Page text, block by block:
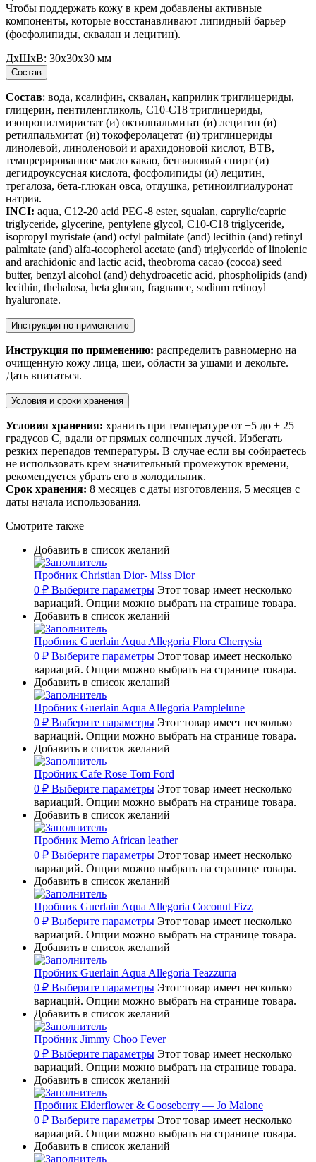
Чтобы поддержать кожу в крем добавлены активные
компоненты, которые восстанавливают липидный барьер
(фосфолипиды, сквалан и лецитин).⠀
ДxШxВ: 30x30x30 мм
Состав
Состав: вода, ксалифин, сквалан, каприлик триглицериды,
глицерин, пентиленгликоль, С10-С18 триглицериды,
изопропилмиристат (и) октилпальмитат (и) лецитин (и)
ретилпальмитат (и) токоферолацетат (и) триглицериды
линолевой, линоленовой и арахидоновой кислот, ВТВ,
темпрерированное масло какао, бензиловый спирт (и)
дегидроуксусная кислота, фосфолипиды (и) лецитин,
трегалоза, бета-глюкан овса, отдушка, ретиноилгиалуронат
натрия.
INCI: aqua, C12-20 acid PEG-8 ester, squalan, caprylic/capric
triglyceride, glycerine, pentylene glycol, C10-C18 triglyceride,
isopropyl myristate (and) octyl palmitate (and) lecithin (and) retinyl
palmitate (and) alfa-tocopherol acetate (and) triglyceride of linolenic
and arachidonic and lactic acid, theobroma cacao (cocoa) seed
butter, benzyl alcohol (and) dehydroacetic acid, phospholipids (and)
lecithin, thehalosa, beta glucan, fragnance, sodium retinoyl
hyaluronate.
Инструкция по применению
Инструкция по применению: распределить равномерно на
очищенную кожу лица, шеи, области за ушами и декольте.
Дать впитаться.
Условия и сроки хранения
Условия хранения: хранить при температуре от +5 до + 25
градусов С, вдали от прямых солнечных лучей. Избегать
резких перепадов температуры. В случае если вы собираетесь
не использовать крем значительный промежуток времени,
рекомендуется убрать его в холодильник.
Срок хранения: 8 месяцев с даты изготовления, 5 месяцев с
даты начала использования.
Смотрите также
Добавить в список желаний
Пробник Christian Dior- Miss Dior
0 ₽ Выберите параметры Этот товар имеет несколько
вариаций. Опции можно выбрать на странице товара.
Добавить в список желаний
Пробник Guerlain Aqua Allegoria Flora Cherrysia
0 ₽ Выберите параметры Этот товар имеет несколько
вариаций. Опции можно выбрать на странице товара.
Добавить в список желаний
Пробник Guerlain Aqua Allegoria Pamplelune
0 ₽ Выберите параметры Этот товар имеет несколько
вариаций. Опции можно выбрать на странице товара.
Добавить в список желаний
Пробник Cafe Rose Tom Ford
0 ₽ Выберите параметры Этот товар имеет несколько
вариаций. Опции можно выбрать на странице товара.
Добавить в список желаний
Пробник Memo African leather
0 ₽ Выберите параметры Этот товар имеет несколько
вариаций. Опции можно выбрать на странице товара.
Добавить в список желаний
Пробник Guerlain Aqua Allegoria Coconut Fizz
0 ₽ Выберите параметры Этот товар имеет несколько
вариаций. Опции можно выбрать на странице товара.
Добавить в список желаний
Пробник Guerlain Aqua Allegoria Teazzurra
0 ₽ Выберите параметры Этот товар имеет несколько
вариаций. Опции можно выбрать на странице товара.
Добавить в список желаний
Пробник Jimmy Choo Fever
0 ₽ Выберите параметры Этот товар имеет несколько
вариаций. Опции можно выбрать на странице товара.
Добавить в список желаний
Пробник Elderflower & Gooseberry — Jo Malone
0 ₽ Выберите параметры Этот товар имеет несколько
вариаций. Опции можно выбрать на странице товара.
Добавить в список желаний